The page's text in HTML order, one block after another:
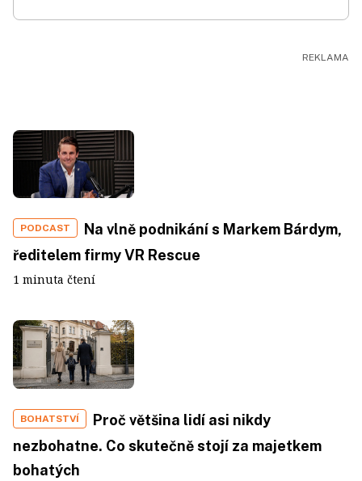
PODCAST
Na vlně podnikání s Markem Bárdym,
ředitelem firmy VR Rescue
1 minuta čtení
BOHATSTVÍ
Proč většina lidí asi nikdy
nezbohatne. Co skutečně stojí za majetkem
bohatých